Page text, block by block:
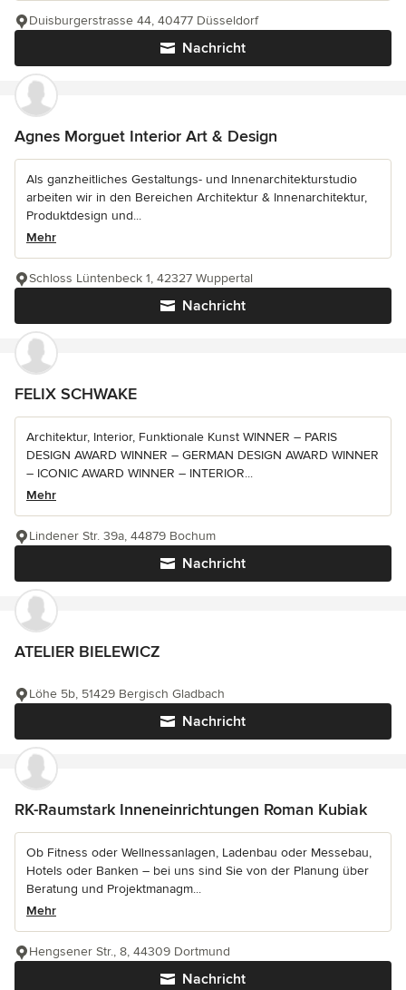
Nachricht
Duisburgerstrasse 44, 40477 Düsseldorf
Agnes Morguet Interior Art & Design
Als ganzheitliches Gestaltungs- und Innenarchitekturstudio
arbeiten wir in den Bereichen Architektur & Innenarchitektur,
Produktdesign und...
Mehr
Nachricht
Schloss Lüntenbeck 1, 42327 Wuppertal
FELIX SCHWAKE
Architektur, Interior, Funktionale Kunst WINNER – PARIS
DESIGN AWARD WINNER – GERMAN DESIGN AWARD WINNER
– ICONIC AWARD WINNER – INTERIOR...
Mehr
Nachricht
Lindener Str. 39a, 44879 Bochum
ATELIER BIELEWICZ
Nachricht
Löhe 5b, 51429 Bergisch Gladbach
RK-Raumstark Inneneinrichtungen Roman Kubiak
Ob Fitness oder Wellnessanlagen, Ladenbau oder Messebau,
Hotels oder Banken – bei uns sind Sie von der Planung über
Beratung und Projektmanagm...
Mehr
Nachricht
Hengsener Str., 8, 44309 Dortmund